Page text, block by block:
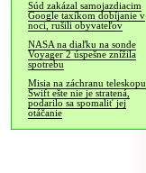
Súd zakázal samojazdiacim
Google taxíkom dobíjanie v
noci, rušili obyvateľov
NASA na diaľku na sonde
Voyager 2 úspešne znížila
spotrebu
Misia na záchranu teleskopu
Swift ešte nie je stratená,
podarilo sa spomaliť jej
otáčanie